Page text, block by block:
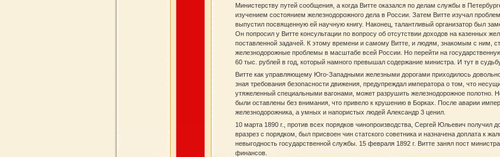
Министерству путей сообщения, а когда Витте оказался по делам службы в
изучением состоянием железнодорожного дела в России. Затем Витте изучал
выпустил посвященную ей научную книгу. Наконец, талантливый организатор был
Он попросил у Витте консультации по вопросу об отсутствии доходов на казенных
поставленной задачей. К этому времени и самому Витте, и людям, знакомым с ним,
железнодорожные проблемы в масштабе всей России. Но перейти на
60 тыс. рублей в год, который намного превышал содержание министра. И тут в
Витте как управляющему Юго-Западными железными дорогами приходилось
зная требования безопасности движения, предупреждал императора о том, что
утяжеленный специальными вагонами, может разрушить железнодорожное полотно.
были оставлены без внимания, что привело к крушению в Борках. После аварии
железнодорожника, а умных и напористых людей Александр 3 ценил.
10 марта 1890 г., против всех порядков чинопроизводства, Сергей Юльевич получил
вразрез с порядком, был присвоен чин статского советника и назначена доплата к
невыгодность государственной службы. 15 февраля 1892 г. Витте занял пост
финансов.